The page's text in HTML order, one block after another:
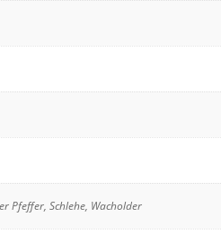
Pfeffer, Schlehe, Wacholder